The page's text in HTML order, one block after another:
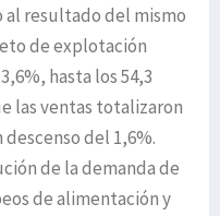
al resultado del mismo
de explotación
hasta los 54,3
las ventas totalizaron
del 1,6%.
de la demanda de
de alimentación y